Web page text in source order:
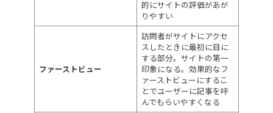
的にサイトの評価があが
りやすい
ファーストビュー
訪問者がサイトにアクセ
スしたときに最初に目に
する部分。サイトの第一
印象になる。効果的なフ
ァーストビューにするこ
とでユーザーに記事を呼
んでもらいやすくなる